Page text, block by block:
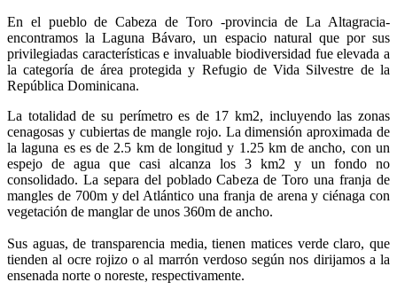
En el pueblo de Cabeza de Toro -provincia de La Altagracia-
encontramos la Laguna Bávaro, un espacio natural que por sus
privilegiadas características e invaluable biodiversidad fue elevada a
la categoría de área protegida y Refugio de Vida Silvestre de la
República Dominicana.
La totalidad de su perímetro es de 17 km2, incluyendo las zonas
cenagosas y cubiertas de mangle rojo. La dimensión aproximada de
la laguna es es de 2.5 km de longitud y 1.25 km de ancho, con un
espejo de agua que casi alcanza los 3 km2 y un fondo no
consolidado. La separa del poblado Cabeza de Toro una franja de
mangles de 700m y del Atlántico una franja de arena y ciénaga con
vegetación de manglar de unos 360m de ancho.
Sus aguas, de transparencia media, tienen matices verde claro, que
tienden al ocre rojizo o al marrón verdoso según nos dirijamos a la
ensenada norte o noreste, respectivamente.